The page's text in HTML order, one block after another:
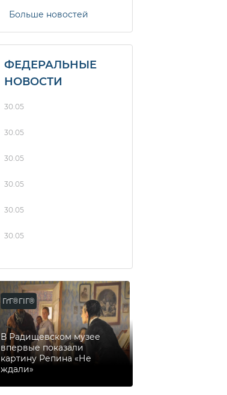
Больше новостей
ФЕДЕРАЛЬНЫЕ
НОВОСТИ
30.05
30.05
30.05
30.05
30.05
30.05
ГґГ®ГІГ®
В Радищевском музее
впервые показали
картину Репина «Не
ждали»